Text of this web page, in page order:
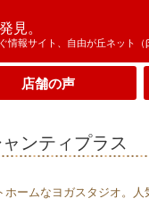
見。
情報サイト、自由が丘ネット（
店舗の声
ンティプラス
ームなヨガスタジオ。